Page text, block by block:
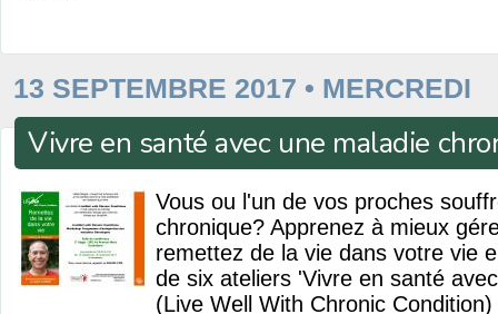
13 SEPTEMBRE 2017 • MERCREDI
Vivre en santé avec une maladie
Vous ou l'un de vos proches
chronique? Apprenez à mieux
remettez de la vie dans votre vie
de six ateliers 'Vivre en santé
(Live Well With Chronic